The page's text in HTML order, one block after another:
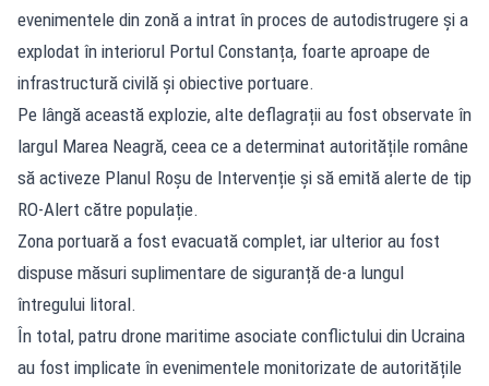
evenimentele din zonă a intrat în proces de autodistrugere și a
explodat în interiorul Portul Constanța, foarte aproape de
infrastructură civilă și obiective portuare.
Pe lângă această explozie, alte deflagrații au fost observate în
largul Marea Neagră, ceea ce a determinat autoritățile române
să activeze Planul Roșu de Intervenție și să emită alerte de tip
RO-Alert către populație.
Zona portuară a fost evacuată complet, iar ulterior au fost
dispuse măsuri suplimentare de siguranță de-a lungul
întregului litoral.
În total, patru drone maritime asociate conflictului din Ucraina
au fost implicate în evenimentele monitorizate de autoritățile